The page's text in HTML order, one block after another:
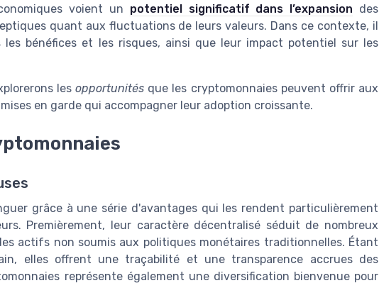
voient un potentiel significatif dans l’expansion des
quant aux fluctuations de leurs valeurs. Dans ce contexte, il
bénéfices et les risques, ainsi que leur impact potentiel sur les
lesopportunités que les cryptomonnaies peuvent offrir aux
en garde qui accompagner leur adoption croissante.
grâce à une série d'avantages qui les rendent particulièrement
Premièrement, leur caractère décentralisé séduit de nombreux
actifs non soumis aux politiques monétaires traditionnelles. Étant
elles offrent une traçabilité et une transparence accrues des
représente également une diversification bienvenue pour